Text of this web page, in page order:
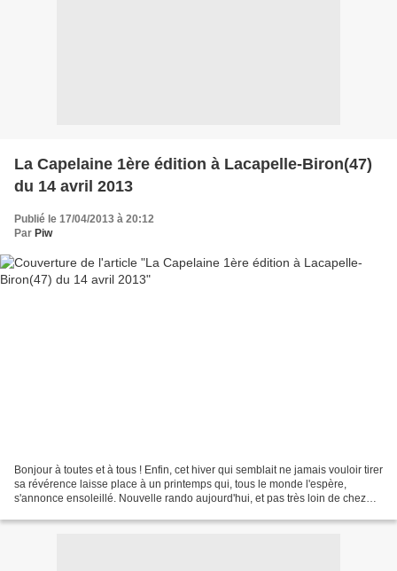
La Capelaine 1ère édition à Lacapelle-Biron(47)
du 14 avril 2013
Publié le 17/04/2013 à 20:12
Par Piw
Bonjour à toutes et à tous ! Enfin, cet hiver qui semblait ne jamais vouloir tirer
sa révérence laisse place à un printemps qui, tous le monde l'espère,
s'annonce ensoleillé. Nouvelle rando aujourd'hui, et pas très loin de chez